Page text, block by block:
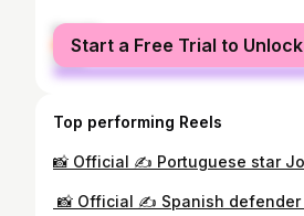
female
male
Start a Free Trial to Unlock
Top performing Reels